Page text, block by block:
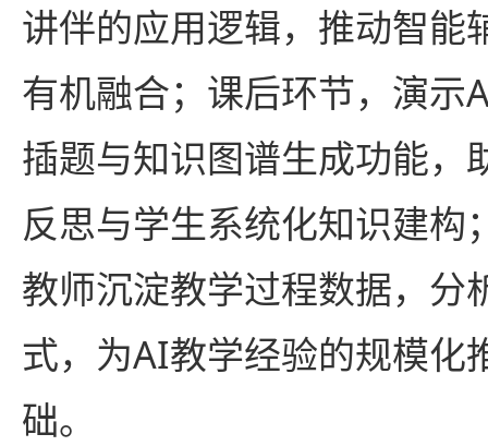
讲伴的应用逻辑，推动智能
有机融合；课后环节，演示
插题与知识图谱生成功能，
反思与学生系统化知识建构
教师沉淀教学过程数据，分
式，为AI教学经验的规模化
础。